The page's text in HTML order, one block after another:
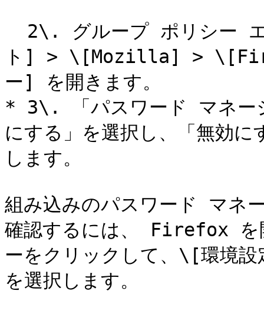
ト] > \[Mozilla] >
ー] を開きます。
* 3\. 「パスワード マネー
にする」を選択し、「無効に
します。
組み込みのパスワード マネ
確認するには、 Firefox を
ーをクリックして、\[環
を選択します。